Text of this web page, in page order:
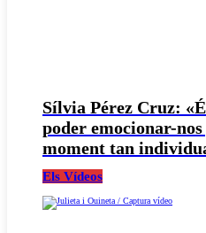
Sílvia Pérez Cruz:
poder emocionar-
moment tan
Els Vídeos